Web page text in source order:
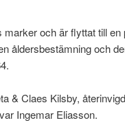
och är flyttat till
åldersbestämning och
& Claes Kilsby,
Ingemar Eliasson.